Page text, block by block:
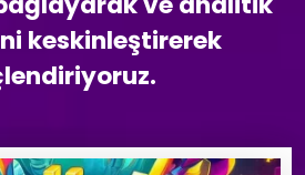
keskinleştirerek